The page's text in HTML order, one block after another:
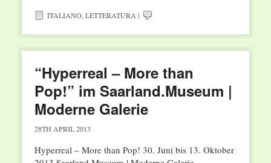
ITALIANO,LETTERATURA |
“Hyperreal – More than
Pop!” im Saarland.Museum |
Moderne Galerie
28TH APRIL 2013
Hyperreal – More than Pop! 30. Juni bis 13. Oktober